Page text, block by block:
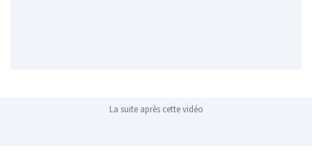
La suite après cette vidéo